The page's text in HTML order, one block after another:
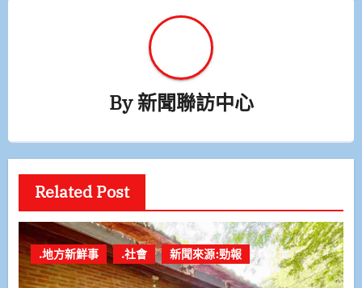
By新聞聯訪中心
Related Post
.地方新鮮事 .社會 新聞來源:勁報